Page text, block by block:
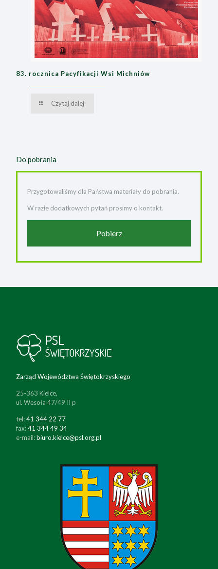
83. rocznica Pacyfikacji Wsi Michniów
Czytaj dalej
Do pobrania
Przygotowaliśmy dla Państwa materiały do pobrania.
W razie dodatkowych pytań prosimy o kontakt.
Pobierz
Zarząd Województwa Świętokrzyskiego
25-363 Kielce,
ul. Wesoła 47/49 II p
tel:41 344 22 77
fax:41 344 49 34
e-mail:biuro.kielce@psl.org.pl